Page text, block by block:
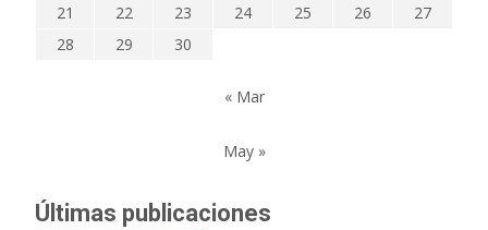
21
22 23 24 25 26
27
28
29 30
« Mar
May »
Últimas publicaciones